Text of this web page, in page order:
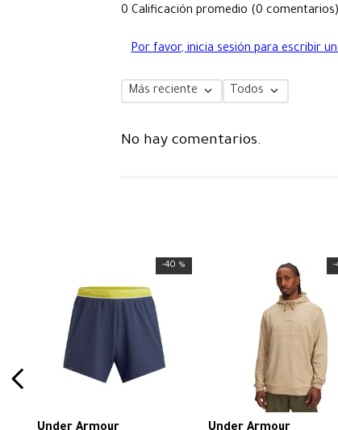
0 Calificación promedio (0 comentarios)
Por favor, inicia sesión para escribir
Más reciente Todos
No hay comentarios.
-40 % -